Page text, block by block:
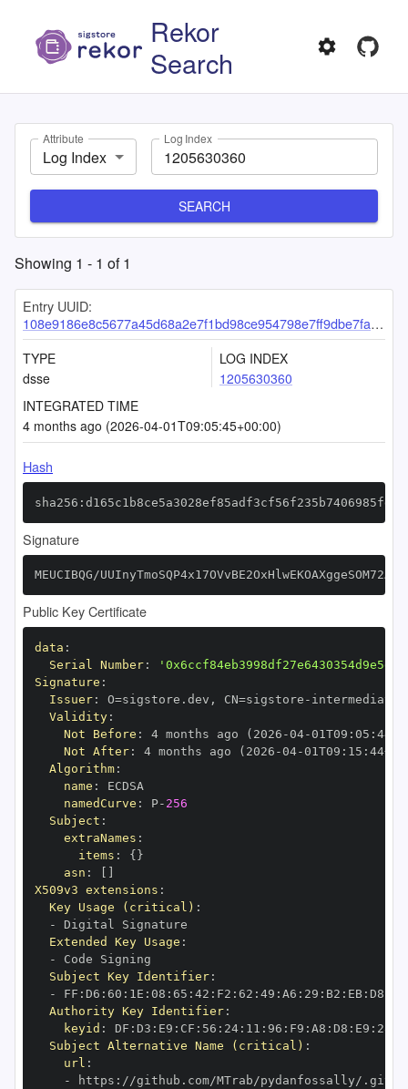
Rekor
Search
Attribute
Log Index
Log Index
SEARCH
Showing 1 - 1 of1
Entry UUID:
108e9186e8c5677a45d68a2e7f1bd98ce954798e7ff9dbe7fa083ef67a47241aa2ee988905623fa1
TYPE
dsse
LOG INDEX
1205630360
INTEGRATED TIME
4 months ago (2026-04-01T09:05:45+00:00)
Hash
Signature
MEUCIBQG/
Public Key Certificate
data :
Serial Number:
Signature :
Issuer: O=sigstore.dev , CN=sigstore -
Validity:
Not Before : 4 months ago (2026 -04-01T09 : 05 :
Not After: 4 months ago (2026 -04-01T09 : 15 : 44+00
Algorithm:
name :
namedCurve : P- 256
Subject :
extraNames :
items : { }
asn :
X509v3 extensions :
Key Usage (critical) :
-
Extended Key Usage :
-
Subject Key Identifier:
-
FF : D6 : 60 : 1E : 08 : 65 : 42 : F2 : 62 : 49 : A6 : 29 : B2 : EB: D8
Authority Key Identifier:
keyid : DF : D3 : E9 : CF : 56 : 24: 11 : 96 : F9 : A8 : D8 : E9 : 28
Subject Alternative Name (critical) :
url :
-
https :